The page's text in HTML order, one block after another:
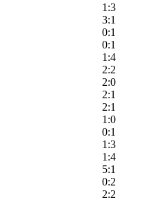
1:3
3:1
0:1
0:1
1:4
2:2
2:0
2:1
2:1
1:0
0:1
1:3
1:4
5:1
0:2
2:2